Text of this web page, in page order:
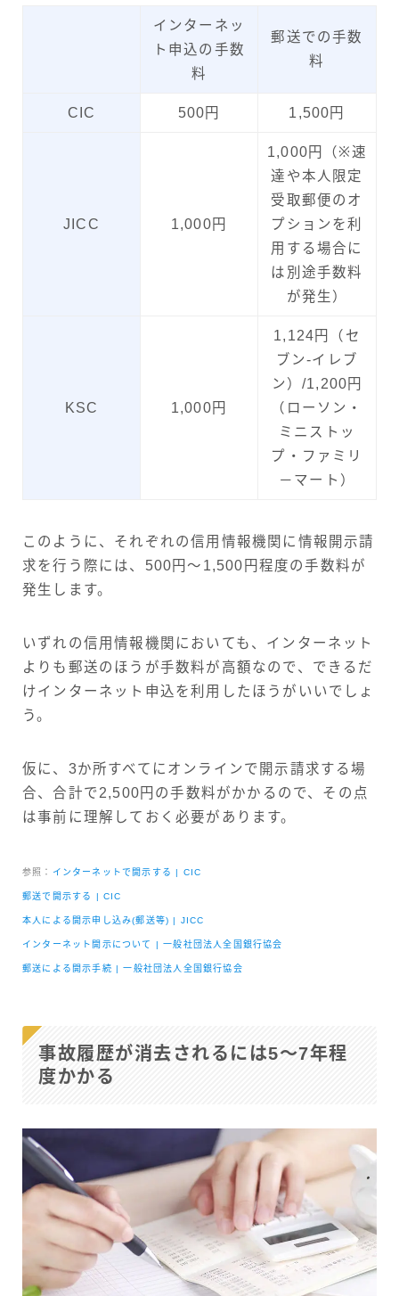
インターネッ
ト申込の手数
料
郵送での手数
料
CIC 500円 1,500円
JICC 1,000円
1,000円（※速
達や本人限定
受取郵便のオ
プションを利
用する場合に
は別途手数料
が発生）
KSC 1,000円
1,124円（セ
ブン-イレブ
ン）/1,200円
（ローソン・
ミニストッ
プ・ファミリ
－マート）
このように、それぞれの信用情報機関に情報開示請
求を行う際には、500円～1,500円程度の手数料が
発生します。
いずれの信用情報機関においても、インターネット
よりも郵送のほうが手数料が高額なので、できるだ
けインターネット申込を利用したほうがいいでしょ
う。
仮に、3か所すべてにオンラインで開示請求する場
合、合計で2,500円の手数料がかかるので、その点
は事前に理解しておく必要があります。
参照： インターネットで開示する | CIC
郵送で開示する | CIC
本人による開示申し込み(郵送等) | JICC
インターネット開示について | 一般社団法人全国銀行協会
郵送による開示手続 | 一般社団法人全国銀行協会
事故履歴が消去されるには5～7年程
度かかる